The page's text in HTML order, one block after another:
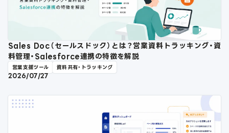
Sales Doc（セールスドック）とは？営業資料トラッキング・資
料管理・Salesforce連携の特徴を解説
営業支援ツール 資料共有・トラッキング
2026/07/27